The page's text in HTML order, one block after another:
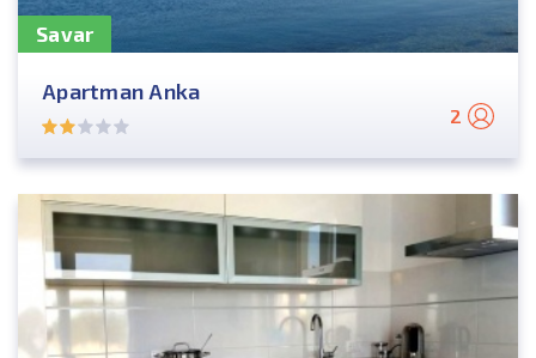
Savar
Apartman Anka
2